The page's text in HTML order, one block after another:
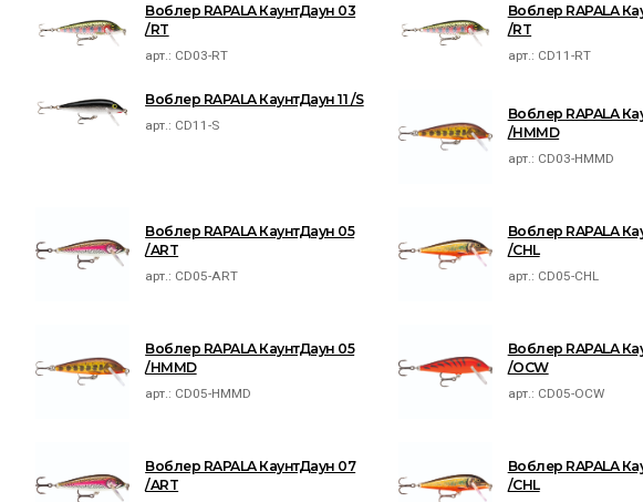
Воблер RAPALA КаунтДаун 03
/RT
арт.: CD03-RT
Воблер RAPALA
/RT
арт.: CD11-RT
Воблер RAPALA КаунтДаун 11 /S
арт.: CD11-S
Воблер RAPALA
/HMMD
арт.: CD03-HMMD
Воблер RAPALA КаунтДаун 05
/ART
арт.: CD05-ART
Воблер RAPALA
/CHL
арт.: CD05-CHL
Воблер RAPALA КаунтДаун 05
/HMMD
арт.: CD05-HMMD
Воблер RAPALA
/OCW
арт.: CD05-OCW
Воблер RAPALA КаунтДаун 07
/ART
Воблер RAPALA
/CHL